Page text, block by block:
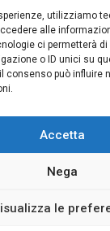
utilizziamo
alle
ci permetterà di
o ID unici su
consenso può influire
Accetta
Nega
le